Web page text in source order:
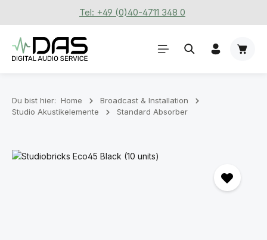
Zum Hauptinhalt springenTel: +49 (0)40-4711 348 0
Du bist hier: Home
Broadcast & Installation
Studio Akustikelemente
Standard Absorber
Bildergalerie überspringen